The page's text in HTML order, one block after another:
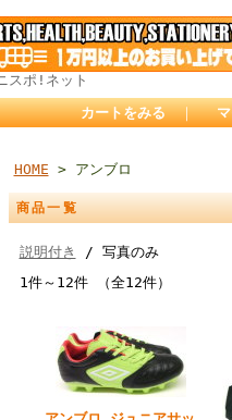
スポ!ネット
カートをみる ｜
HOME > アンブロ
商品一覧
説明付き
/ 写真のみ
1件～12件 （全12件）